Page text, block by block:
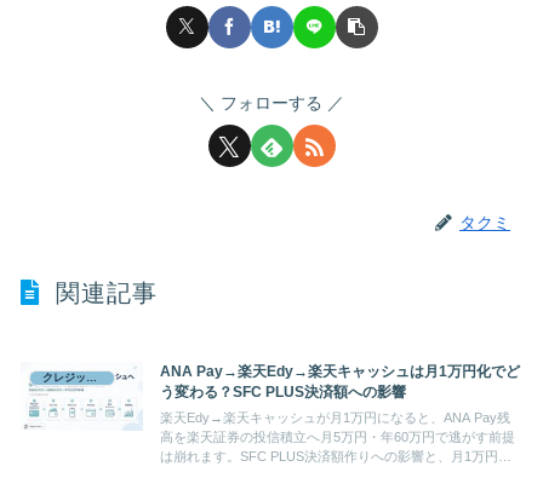
フォローする
タクミ
関連記事
クレジットカード
ANA Pay→楽天Edy→楽天キャッシュは月1万円化でど
う変わる？SFC PLUS決済額への影響
楽天Edy→楽天キャッシュが月1万円になると、ANA Pay残
高を楽天証券の投信積立へ月5万円・年60万円で逃がす前提
は崩れます。SFC PLUS決済額作りへの影響と、月1万円だ